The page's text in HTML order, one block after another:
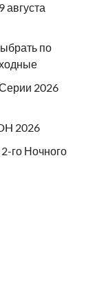
августа
по
2026
2026
го Ночного